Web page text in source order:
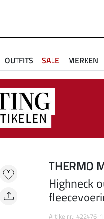
OUTFITS SALE MERKEN
THERMO
Highneck
Artikelnr.: 422476-